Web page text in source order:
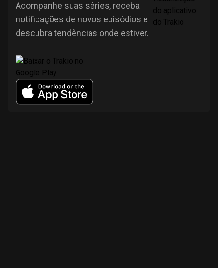
Acompanhe suas séries, receba
notificações de novos episódios e
descubra tendências onde estiver.